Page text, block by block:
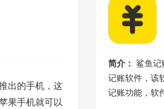
出的手机，这
果手机就可以
简介： 鲨鱼记
记账软件，该
记账功能，软